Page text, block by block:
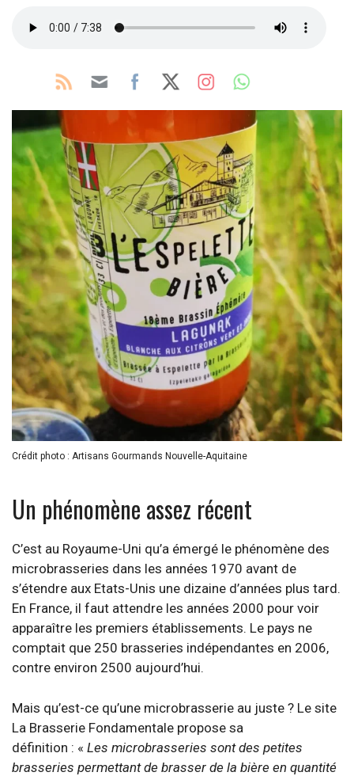
Crédit photo : Artisans Gourmands Nouvelle-Aquitaine
Un phénomène assez récent
C’est au Royaume-Uni qu’a émergé le phénomène des
microbrasseries dans les années 1970 avant de
s’étendre aux Etats-Unis une dizaine d’années plus tard.
En France, il faut attendre les années 2000 pour voir
apparaître les premiers établissements. Le pays ne
comptait que 250 brasseries indépendantes en 2006,
contre environ 2500 aujourd’hui.
Mais qu’est-ce qu’une microbrasserie au juste ? Le site
La Brasserie Fondamentale propose sa
définition : « Les microbrasseries sont des petites
brasseries permettant de brasser de la bière en quantité